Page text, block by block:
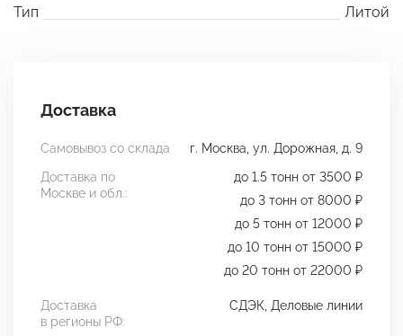
Тип
Литой
Доставка
Самовывоз со склада
г. Москва, ул. Дорожная, д. 9
Доставка по
Москве и обл.:
до 1.5 тонн от 3500 ₽
до 3 тонн от 8000 ₽
до 5 тонн от 12000 ₽
до 10 тонн от 15000 ₽
до 20 тонн от 22000 ₽
Доставка
в регионы РФ:
СДЭК, Деловые линии